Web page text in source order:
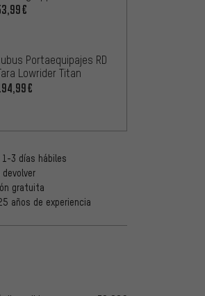
Portaequipajes RD
Lowrider Titan
1-3 días hábiles
gratuita
años de experiencia